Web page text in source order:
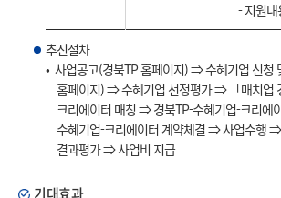
- 지원내
추진절차
• 사업공고(경북TP 홈페이지) ⇒ 수혜기업 신청
홈페이지) ⇒ 수혜기업 선정평가 ⇒ 「매치업
크리에이터 매칭 ⇒ 경북TP-수혜기업-크리에
수혜기업-크리에이터 계약체결 ⇒ 사업수행
결과평가 ⇒ 사업비 지급
기대효과